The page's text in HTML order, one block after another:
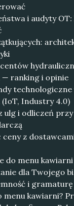
i audyty OT:
ranking i opinie
technologiczne
Industry 4.0)
ulg i odliczeń
ceny z
do menu
dla Twojego
i
menu kawiarni?